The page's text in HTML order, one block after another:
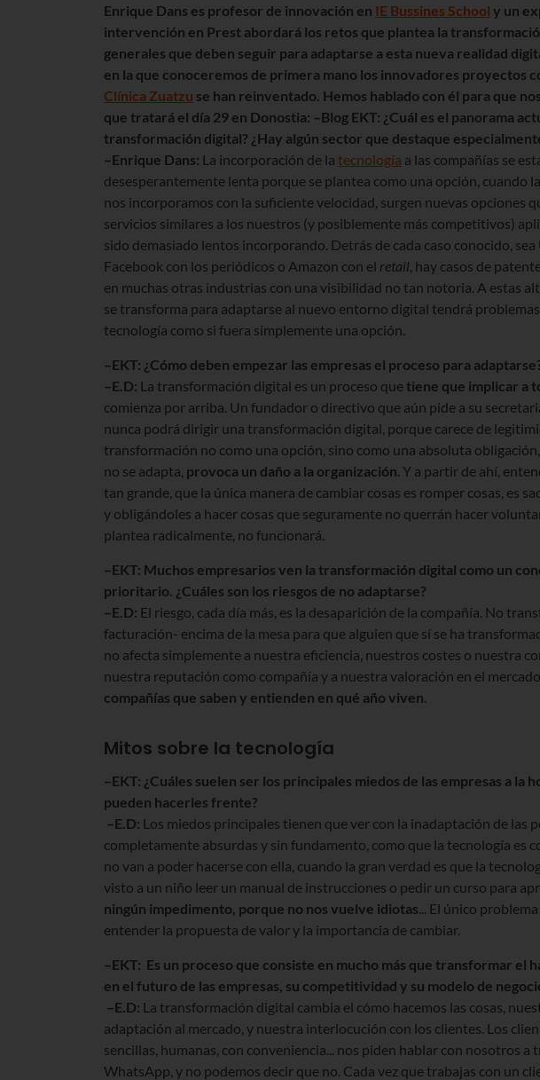
Enrique Dans es profesor de innovación en IE Bussines School y un
intervención en Prest abordará los retos que plantea la
generales que deben seguir para adaptarse a esta nueva realidad
en la que conoceremos de primera mano los innovadores proyectos
Clínica Zuatzu se han reinventado. Hemos hablado con él para que
que tratará el día 29 en Donostia: –Blog EKT: ¿Cuál es el panorama
transformación digital? ¿Hay algún sector que destaque
–Enrique Dans: La incorporación de la tecnología a las compañías se
desesperantemente lenta porque se plantea como una opción, cuando
nos incorporamos con la suficiente velocidad, surgen nuevas opciones
servicios similares a los nuestros (y posiblemente más competitivos)
sido demasiado lentos incorporando. Detrás de cada caso conocido,
Facebook con los periódicos o Amazon con el retail , hay casos de
en muchas otras industrias con una visibilidad no tan notoria. A estas
se transforma para adaptarse al nuevo entorno digital tendrá
tecnología como si fuera simplemente una opción.
–EKT: ¿Cómo deben empezar las empresas el proceso para
–E.D: La transformación digital es un proceso que tiene que implicar a
comienza por arriba. Un fundador o directivo que aún pide a su
nunca podrá dirigir una transformación digital, porque carece de
transformación no como una opción, sino como una absoluta
no se adapta, provoca un daño a la organización . Y a partir de ahí,
tan grande, que la única manera de cambiar cosas es romper cosas, es
y obligándoles a hacer cosas que seguramente no querrán hacer
plantea radicalmente, no funcionará.
–EKT: Muchos empresarios ven la transformación digital como un
prioritario. ¿Cuáles son los riesgos de no adaptarse?
–E.D: El riesgo, cada día más, es la desaparición de la compañía. No
facturación- encima de la mesa para que alguien que sí se ha
no afecta simplemente a nuestra eficiencia, nuestros costes o nuestra
nuestra reputación como compañía y a nuestra valoración en el mercado.
compañías que saben y entienden en qué año viven
Mitos sobre la tecnología
–EKT: ¿Cuáles suelen ser los principales miedos de las empresas a la
pueden hacerles frente?
–E.D: Los miedos principales tienen que ver con la inadaptación de las
completamente absurdas y sin fundamento, como que la tecnología es
no van a poder hacerse con ella, cuando la gran verdad es que la
visto a un niño leer un manual de instrucciones o pedir un curso para
ningún impedimento, porque no nos vuelve idiotas ... El único
entender la propuesta de valor y la importancia de cambiar.
–EKT: Es un proceso que consiste en mucho más que transformar el
en el futuro de las empresas, su competitividad y su modelo de
–E.D: La transformación digital cambia el cómo hacemos las cosas,
adaptación al mercado, y nuestra interlocución con los clientes. Los
sencillas, humanas, con conveniencia... nos piden hablar con nosotros a
WhatsApp, y no podemos decir que no. Cada vez que trabajas con un